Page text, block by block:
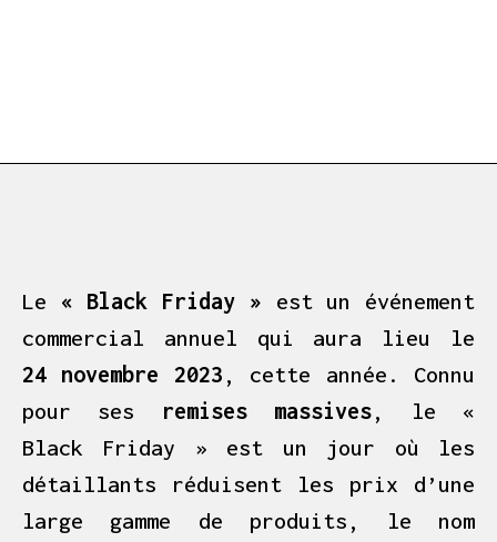
Le « Black Friday » est un événement
commercial annuel qui aura lieu le
24 novembre 2023 , cette année. Connu
pour ses remises massives, le «
Black Friday » est un jour où les
détaillants réduisent les prix d’une
large gamme de produits, le nom